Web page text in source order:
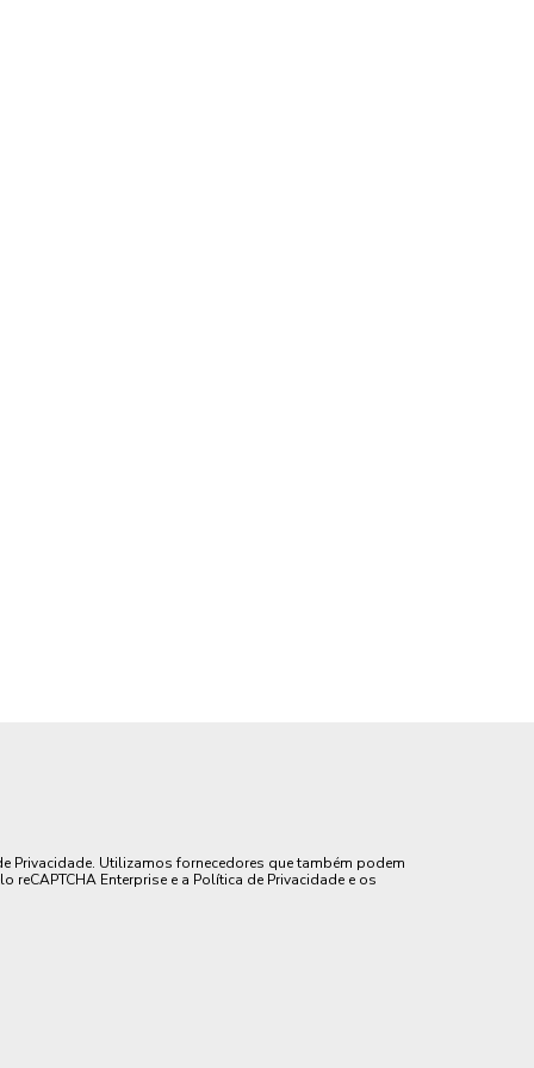
Privacidade. Utilizamos fornecedores que também podem
Enterprise e a Política de Privacidade e os